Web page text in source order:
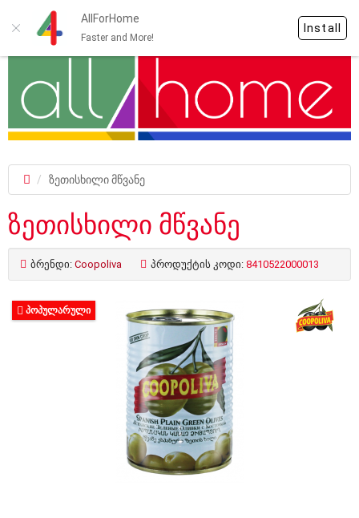
AllForHome
Faster and More!
Install
ზეთისხილი მწვანე
ზეთისხილი მწვანე
ბრენდი: Coopoliva პროდუქტის კოდი: 8410522000013
ᲞᲝᲞᲣᲚᲐᲠᲣᲚᲘ